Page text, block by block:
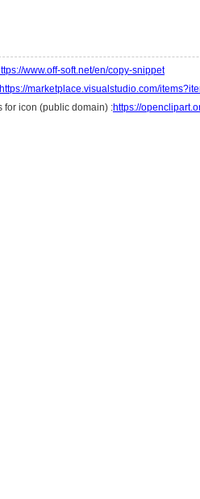
www.off-soft.net/en/copy-snippet
https://marketplace.visualstudio.com/
for icon (public domain) :https://